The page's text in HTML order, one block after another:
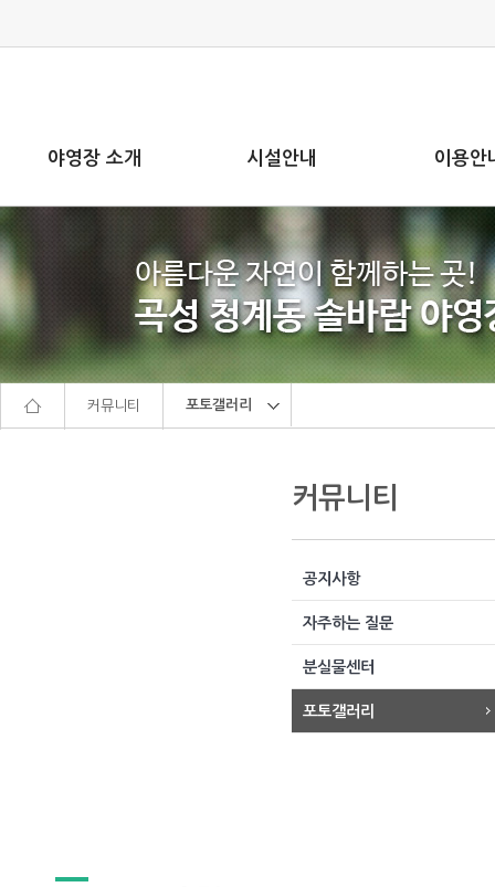
야영장 소개 시설안내 이용안
커뮤니티 포토갤러리
커뮤니티
공지사항
자주하는 질문
분실물센터
포토갤러리